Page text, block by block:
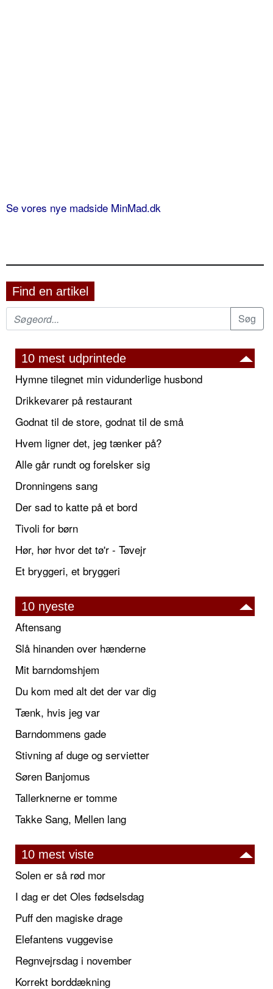
Se vores nye madside MinMad.dk
Find en artikel
10 mest udprintede
Hymne tilegnet min vidunderlige husbond
Drikkevarer på restaurant
Godnat til de store, godnat til de små
Hvem ligner det, jeg tænker på?
Alle går rundt og forelsker sig
Dronningens sang
Der sad to katte på et bord
Tivoli for børn
Hør, hør hvor det tø'r - Tøvejr
Et bryggeri, et bryggeri
10 nyeste
Aftensang
Slå hinanden over hænderne
Mit barndomshjem
Du kom med alt det der var dig
Tænk, hvis jeg var
Barndommens gade
Stivning af duge og servietter
Søren Banjomus
Tallerknerne er tomme
Takke Sang, Mellen lang
10 mest viste
Solen er så rød mor
I dag er det Oles fødselsdag
Puff den magiske drage
Elefantens vuggevise
Regnvejrsdag i november
Korrekt borddækning